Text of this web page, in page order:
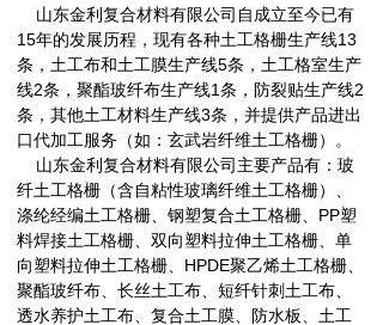
山东金利复合材料有限公司自成立至今已有
15年的发展历程，现有各种土工格栅生产线13
条，土工布和土工膜生产线5条，土工格室生产
线2条，聚酯玻纤布生产线1条，防裂贴生产线2
条，其他土工材料生产线3条，并提供产品进出
口代加工服务（如：玄武岩纤维土工格栅）。
山东金利复合材料有限公司主要产品有：玻
纤土工格栅（含自粘性玻璃纤维土工格栅）、
涤纶经编土工格栅、钢塑复合土工格栅、PP塑
料焊接土工格栅、双向塑料拉伸土工格栅、单
向塑料拉伸土工格栅、HPDE聚乙烯土工格栅、
聚酯玻纤布、长丝土工布、短纤针刺土工布、
透水养护土工布、复合土工膜、防水板、土工